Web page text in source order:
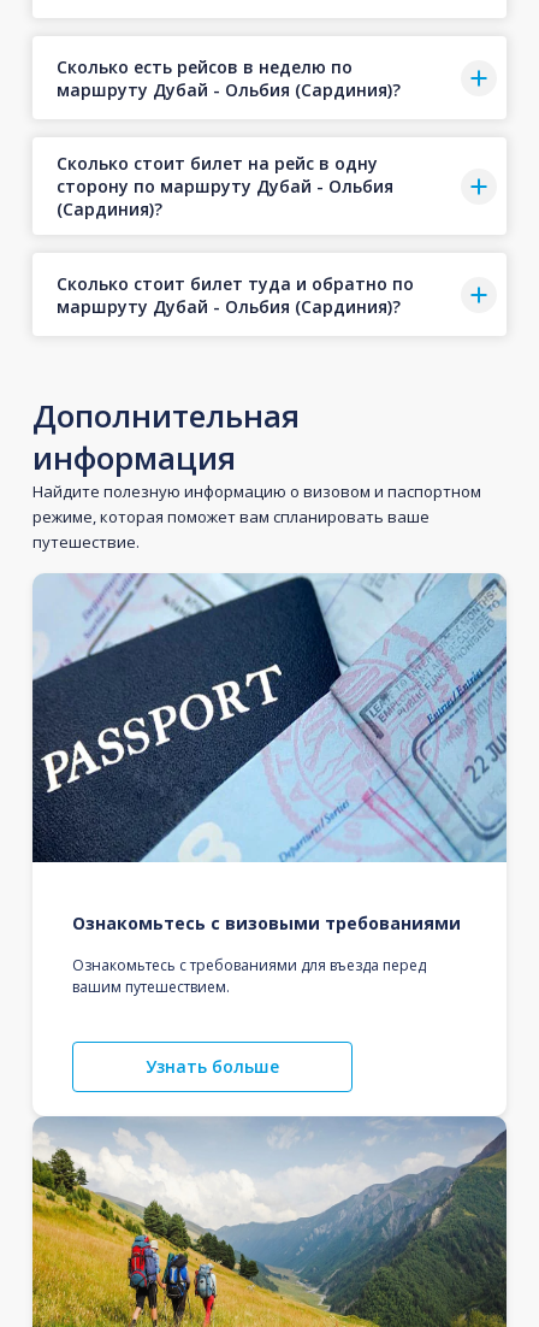
Сколько есть рейсов в неделю по
маршруту Дубай - Ольбия (Сардиния)?
Сколько стоит билет на рейс в одну
сторону по маршруту Дубай - Ольбия
(Сардиния)?
Сколько стоит билет туда и обратно по
маршруту Дубай - Ольбия (Сардиния)?
Дополнительная
информация
Найдите полезную информацию о визовом и паспортном
режиме, которая поможет вам спланировать ваше
путешествие.
Ознакомьтесь с визовыми требованиями
Ознакомьтесь с требованиями для въезда перед
вашим путешествием.
Узнать больше